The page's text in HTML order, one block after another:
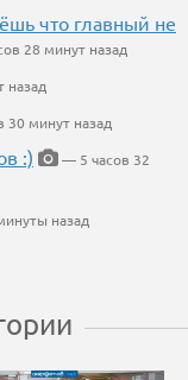
что главный не
28 минут назад
назад
30 минут назад
:)
— 5 часов 32
назад